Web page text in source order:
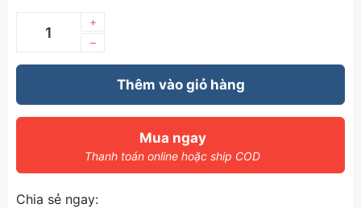
–
+
Thêm vào giỏ hàng
Mua ngay
Thanh toán online hoặc ship COD
Chia sẻ ngay: